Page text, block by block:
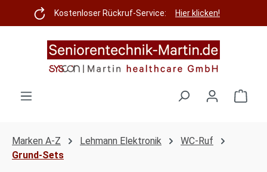
Zum Hauptinhalt springen
Kostenloser Rückruf-Service: Hier klicken!
Marken A-Z Lehmann Elektronik
WC-Ruf
Grund-Sets